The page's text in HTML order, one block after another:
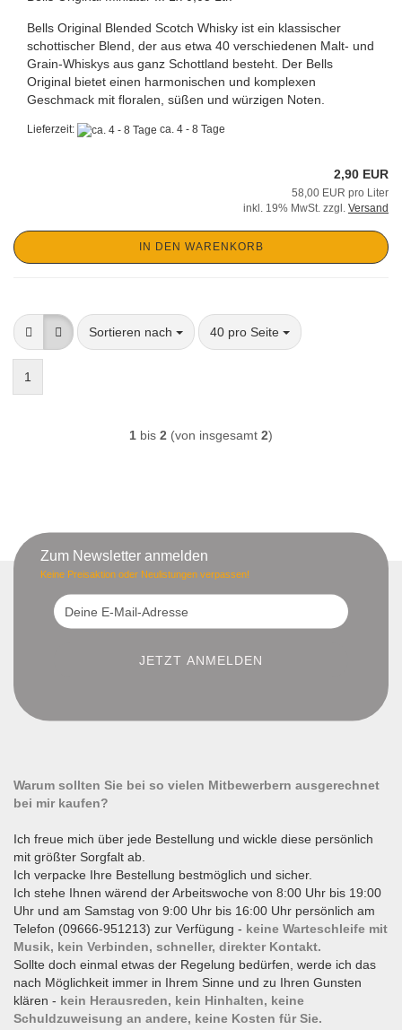
Bells Original Blended Scotch Whisky ist ein klassischer
schottischer Blend, der aus etwa 40 verschiedenen Malt- und
Grain-Whiskys aus ganz Schottland besteht. Der Bells
Original bietet einen harmonischen und komplexen
Geschmack mit floralen, süßen und würzigen Noten.
Lieferzeit: ca. 4 - 8 Tage
2,90 EUR
58,00 EUR pro Liter
inkl. 19% MwSt. zzgl. Versand
IN DEN WARENKORB
Sortieren nach
Sortieren nach 40 pro Seite
pro Seite
1
1 bis 2 (von insgesamt 2)
Zum Newsletter anmelden
Keine Preisaktion oder Neulistungen verpassen!
Warum sollten Sie bei so vielen Mitbewerbern ausgerechnet
bei mir kaufen?
Ich freue mich über jede Bestellung und wickle diese persönlich
mit größter Sorgfalt ab.
Ich verpacke Ihre Bestellung bestmöglich und sicher.
Ich stehe Ihnen wärend der Arbeitswoche von 8:00 Uhr bis 19:00
Uhr und am Samstag von 9:00 Uhr bis 16:00 Uhr persönlich am
Telefon (09666-951213) zur Verfügung - keine Warteschleife mit
Musik, kein Verbinden, schneller, direkter Kontakt.
Sollte doch einmal etwas der Regelung bedürfen, werde ich das
nach Möglichkeit immer in Ihrem Sinne und zu Ihren Gunsten
klären - kein Herausreden, kein Hinhalten, keine
Schuldzuweisung an andere, keine Kosten für Sie.